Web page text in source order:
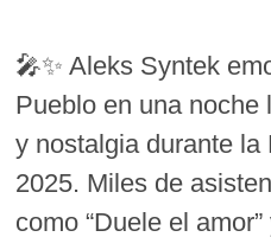
🎤✨ Aleks Syntek
Pueblo en una noche
y nostalgia durante la
2025. Miles de
como “Duele el